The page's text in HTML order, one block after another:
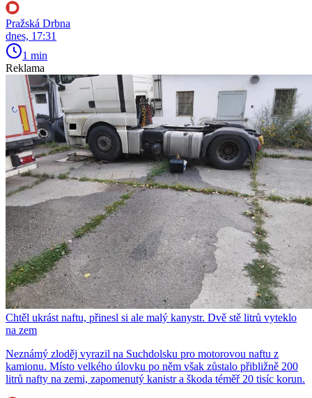
Pražská Drbna
dnes, 17:31
1 min
Reklama
Chtěl ukrást naftu, přinesl si ale malý kanystr. Dvě stě litrů vyteklo
na zem
Neznámý zloděj vyrazil na Suchdolsku pro motorovou naftu z
kamionu. Místo velkého úlovku po něm však zůstalo přibližně 200
litrů nafty na zemi, zapomenutý kanistr a škoda téměř 20 tisíc korun.